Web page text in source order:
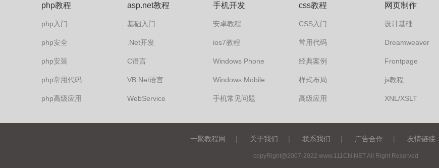
php教程
php入门
php安全
php安装
php常用代码
php高级应用
asp.net教程
基础入门
.Net开发
C语言
VB.Net语言
WebService
手机开发
安卓教程
ios7教程
Windows Phone
Windows Mobile
手机常见问题
css教程
CSS入门
常用代码
经典案例
样式布局
高级应用
网页制作
设计基础
Dreamweaver
Frontpage
js教程
XNL/XSLT
一聚教程网 | 关于我们 | 联系我们 | 广告合作 | 友情链接
copyRight@2007-2022 www.111CN.NET AII Right Reserved